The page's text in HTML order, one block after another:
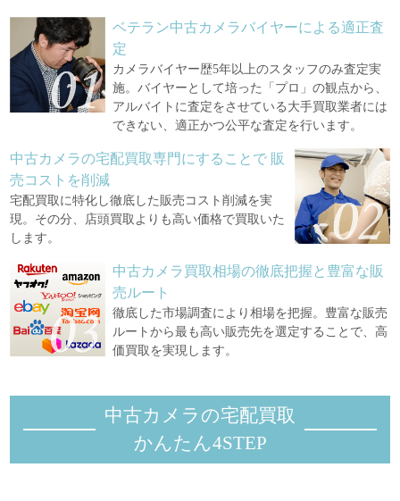
ベテラン中古カメラバイヤーによる適正査
定
カメラバイヤー歴5年以上のスタッフのみ査定実
施。バイヤーとして培った「プロ」の観点から、
アルバイトに査定をさせている大手買取業者には
できない、適正かつ公平な査定を行います。
中古カメラの宅配買取専門にすることで 販
売コストを削減
宅配買取に特化し徹底した販売コスト削減を実
現。その分、店頭買取よりも高い価格で買取いた
します。
中古カメラ買取相場の徹底把握と豊富な販
売ルート
徹底した市場調査により相場を把握。豊富な販売
ルートから最も高い販売先を選定することで、高
価買取を実現します。
中古カメラの宅配買取
かんたん4STEP